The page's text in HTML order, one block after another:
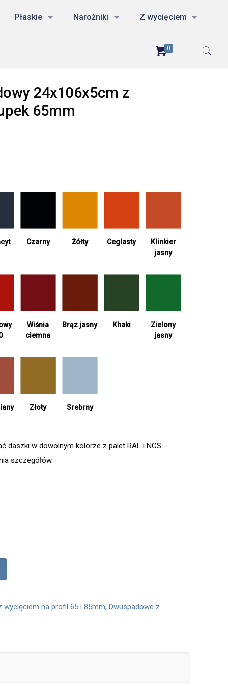
Płaskie Narożniki Z wycięciem
0
24x106x5cm z
65mm
Czarny Żółty Ceglasty
Klinkier
jasny
Wiśnia
ciemna
Brąz jasny Khaki
Zielony
jasny
Złoty Srebrny
daszki w dowolnym kolorze z palet RAL i NCS.
szczegółów.
wycięciem na profil 65 i 85mm, Dwuspadowe z